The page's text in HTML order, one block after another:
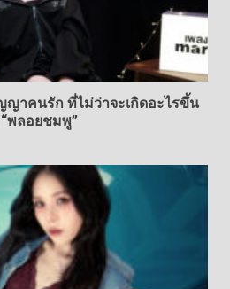
ญาคนรัก ที่ไม่ว่าจะเกิดอะไรขึ้น
พลอยชมพู”